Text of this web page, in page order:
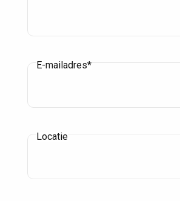
Meesterschilders
E-mailadres*
Locatie